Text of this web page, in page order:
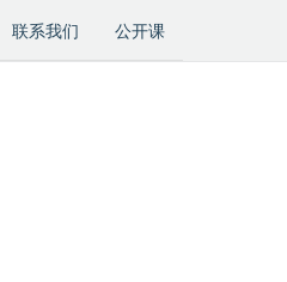
联系我们 公开课